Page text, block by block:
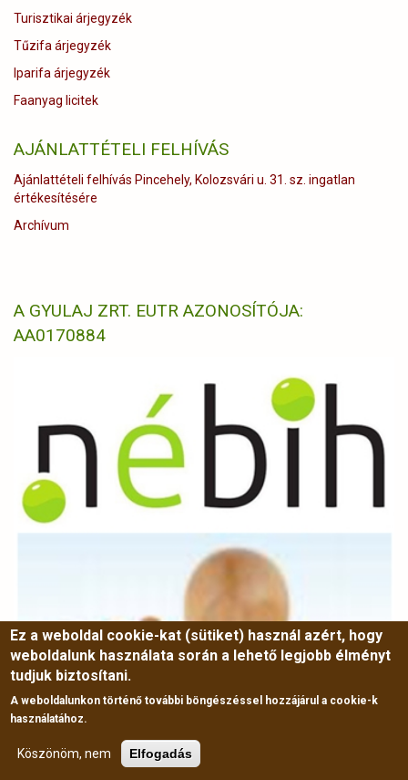
Turisztikai árjegyzék
Tűzifa árjegyzék
Iparifa árjegyzék
Faanyag licitek
AJÁNLATTÉTELI FELHÍVÁS
Ajánlattételi felhívás Pincehely, Kolozsvári u. 31. sz. ingatlan
értékesítésére
Archívum
A GYULAJ ZRT. EUTR AZONOSÍTÓJA:
AA0170884
Ez a weboldal cookie-kat (sütiket) használ azért, hogy
weboldalunk használata során a lehető legjobb élményt
tudjuk biztosítani.
A weboldalunkon történő további böngészéssel hozzájárul a cookie-k
használatához.
Köszönöm, nem Elfogadás